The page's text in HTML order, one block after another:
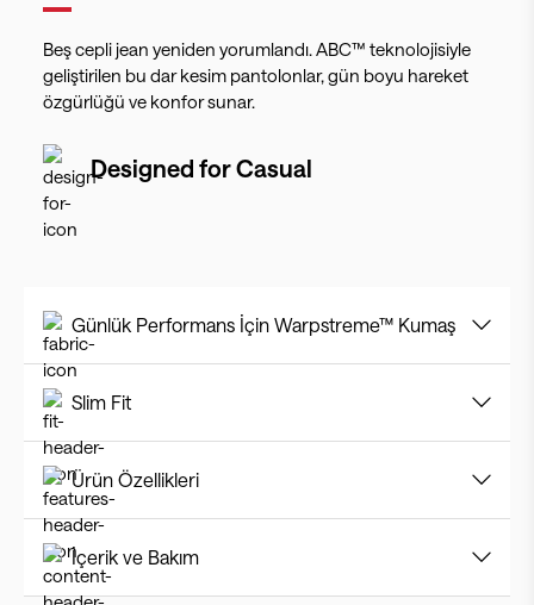
Beş cepli jean yeniden yorumlandı. ABC™ teknolojisiyle
geliştirilen bu dar kesim pantolonlar, gün boyu hareket
özgürlüğü ve konfor sunar.
Designed forCasual
Günlük Performans İçin Warpstreme™ Kumaş
Slim Fit
Ürün Özellikleri
İçerik ve Bakım